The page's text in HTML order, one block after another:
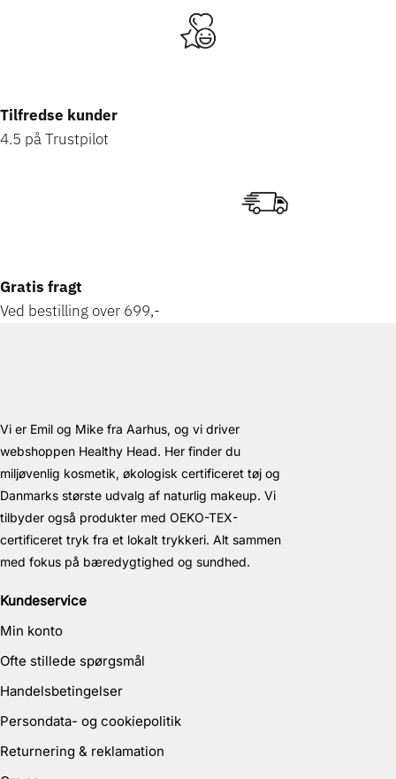
Tilfredse kunder
4.5 på Trustpilot
Gratis fragt
Ved bestilling over 699,-
Vi er Emil og Mike fra Aarhus, og vi driver
webshoppen Healthy Head. Her finder du
miljøvenlig kosmetik, økologisk certificeret tøj og
Danmarks største udvalg af naturlig makeup. Vi
tilbyder også produkter med OEKO-TEX-
certificeret tryk fra et lokalt trykkeri. Alt sammen
med fokus på bæredygtighed og sundhed.
Kundeservice
Min konto
Ofte stillede spørgsmål
Handelsbetingelser
Persondata- og cookiepolitik
Returnering & reklamation